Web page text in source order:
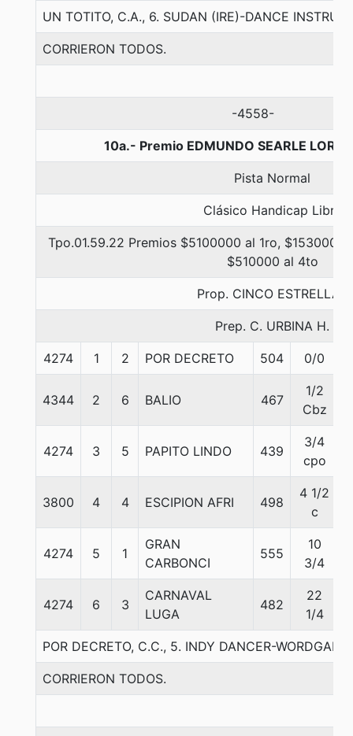
UN TOTITO, C.A., 6. SUDAN (IRE)-DANCE
CORRIERON TODOS.
-4558-
10a.- Premio EDMUNDO SEARLE
Pista Normal
Clásico Handicap Libre
Tpo.01.59.22 Premios $5100000 al 1ro,
$510000 al 4to
Prop. CINCO ESTRELLAS
Prep. C. URBINA H.
4274 1 2 POR DECRETO 504 0/0
4344 2 6 BALIO 467
1/2
Cbz
4274 3 5 PAPITO LINDO 439
3/4
cpo
3800 4 4 ESCIPION AFRI 498
4 1/2
c
4274 5 1
GRAN
CARBONCI
555
10
3/4
4274 6 3
CARNAVAL
LUGA
482
22
1/4
POR DECRETO, C.C., 5. INDY DANCER-
CORRIERON TODOS.